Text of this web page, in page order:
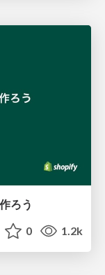
ろう
0 1.2k